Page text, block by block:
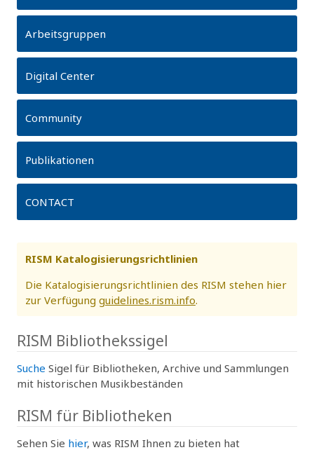
Arbeitsgruppen
Digital Center
Community
Publikationen
CONTACT
RISM Katalogisierungsrichtlinien
Die Katalogisierungsrichtlinien des RISM stehen hier
zur Verfügung guidelines.rism.info.
RISM Bibliothekssigel
Suche Sigel für Bibliotheken, Archive und Sammlungen
mit historischen Musikbeständen
RISM für Bibliotheken
Sehen Sie hier, was RISM Ihnen zu bieten hat